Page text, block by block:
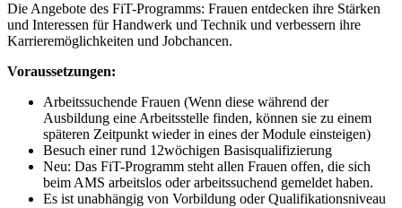
Die Angebote des FiT-Programms: Frauen entdecken ihre Stärken
und Interessen für Handwerk und Technik und verbessern ihre
Karrieremöglichkeiten und Jobchancen.
Voraussetzungen:
Arbeitssuchende Frauen (Wenn diese während der
Ausbildung eine Arbeitsstelle finden, können sie zu einem
späteren Zeitpunkt wieder in eines der Module einsteigen)
Besuch einer rund 12wöchigen Basisqualifizierung
Neu: Das FiT-Programm steht allen Frauen offen, die sich
beim AMS arbeitslos oder arbeitssuchend gemeldet haben.
Es ist unabhängig von Vorbildung oder Qualifikationsniveau